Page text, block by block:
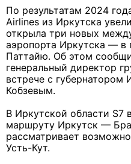
По результатам 2024
Airlines из Иркутска
открыла три новых
аэропорта Иркутска — в
Паттайю. Об этом
генеральный директор
встрече с губернатором
Кобзевым.
В Иркутской области S7
маршруту Иркутск —
рассматривает
Усть-Кут.